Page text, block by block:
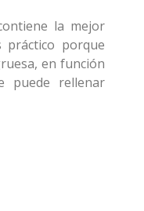
la mejor
porque
en función
puede rellenar